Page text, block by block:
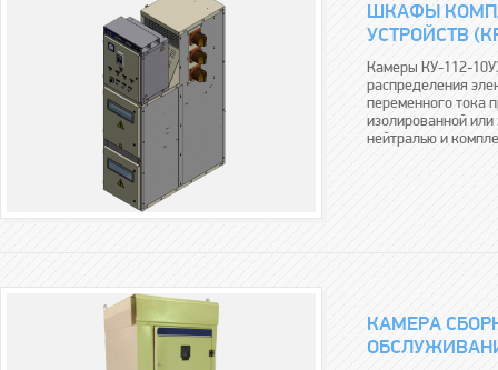
ШКАФЫ
УСТРОЙСТВ
Камеры КУ-112-
распределения
переменного тока
изолированной
нейтралью и
КАМЕРА